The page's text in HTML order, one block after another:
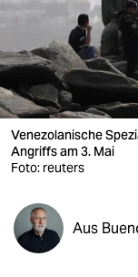
nord
wahrheit
verlag
verlag
veranstaltungen
shop
fragen & hilfe
Venezolanische
Angriffs am 3. Mai
Foto: reuters
Aus